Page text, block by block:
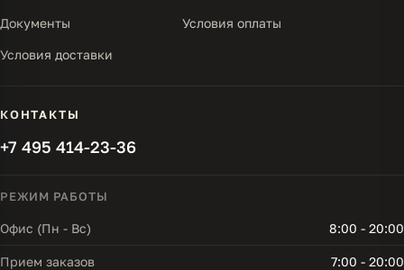
Документы Условия оплаты
Условия доставки
КОНТАКТЫ
+7 495 414-23-36
РЕЖИМ РАБОТЫ
Офис (Пн - Вс) 8:00 - 20:00
Прием заказов 7:00 - 20:00